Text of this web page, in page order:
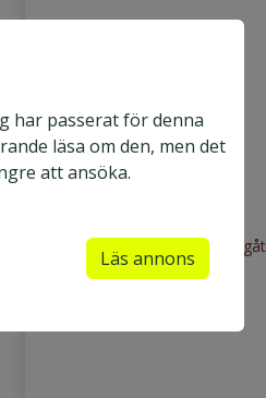
Sanandum AB
Ansök nu
Psykiatrisjuksköterska
har passerat för denna
läsa om den, men det
att ansöka.
Läs annons